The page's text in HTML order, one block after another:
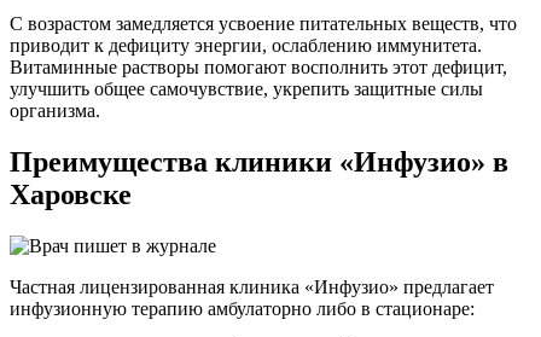
С возрастом замедляется усвоение питательных веществ, что
приводит к дефициту энергии, ослаблению иммунитета.
Витаминные растворы помогают восполнить этот дефицит,
улучшить общее самочувствие, укрепить защитные силы
организма.
Преимущества клиники «Инфузио» в
Харовске
Частная лицензированная клиника «Инфузио» предлагает
инфузионную терапию амбулаторно либо в стационаре: